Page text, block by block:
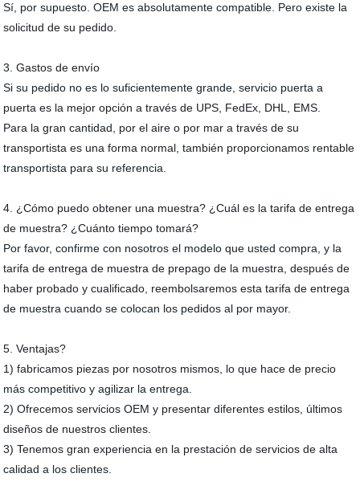
Sí, por supuesto. OEM es absolutamente compatible. Pero existe la
solicitud de su pedido.
3. Gastos de envío
Si su pedido no es lo suficientemente grande, servicio puerta a
puerta es la mejor opción a través de UPS, FedEx, DHL, EMS.
Para la gran cantidad, por el aire o por mar a través de su
transportista es una forma normal, también proporcionamos rentable
transportista para su referencia.
4. ¿Cómo puedo obtener una muestra? ¿Cuál es la tarifa de entrega
de muestra? ¿Cuánto tiempo tomará?
Por favor, confirme con nosotros el modelo que usted compra, y la
tarifa de entrega de muestra de prepago de la muestra, después de
haber probado y cualificado, reembolsaremos esta tarifa de entrega
de muestra cuando se colocan los pedidos al por mayor.
5. Ventajas?
1) fabricamos piezas por nosotros mismos, lo que hace de precio
más competitivo y agilizar la entrega.
2) Ofrecemos servicios OEM y presentar diferentes estilos, últimos
diseños de nuestros clientes.
3) Tenemos gran experiencia en la prestación de servicios de alta
calidad a los clientes.